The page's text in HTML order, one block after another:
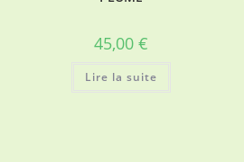
45,00€
Lire la suite